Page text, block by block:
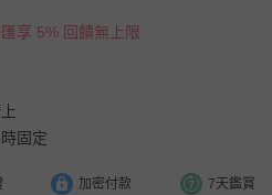
享 5% 回饋無上限
固定
加密付款 7天鑑賞